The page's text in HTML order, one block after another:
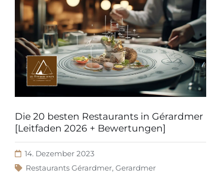
Die 20 besten Restaurants in Gérardmer
[Leitfaden 2026 + Bewertungen]
14. Dezember 2023
Restaurants Gérardmer, Gerardmer